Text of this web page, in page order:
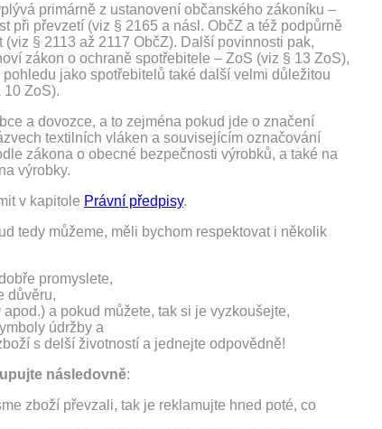
primárně z ustanovení občanského zákoníku –
při převzetí (viz § 2165 a násl. ObčZ a též podpůrně
§ 2113 až 2117 ObčZ). Další povinnosti pak,
zákon o ochraně spotřebitele – ZoS (viz § 13 ZoS),
jako spotřebitelů také další velmi důležitou
10 ZoS).
a dovozce, a to zejména pokud jde o značení
textilních vláken a souvisejícím označování
zákona o obecné bezpečnosti výrobků, a také na
výrobky.
v kapitole Právní předpisy.
tedy můžeme, měli bychom respektovat i několik
promyslete,
důvěru,
a pokud můžete, tak si je vyzkoušejte,
údržby a
s delší životností a jednejte odpovědně!
následovně:
zboží převzali, tak je reklamujte hned poté, co